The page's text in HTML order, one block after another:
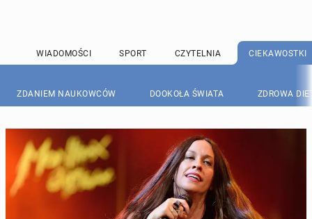
WIADOMOŚCI SPORT CZYTELNIA CIEKAWOSTKI
ZDANIEM NAUKOWCÓW DOOKOŁA ŚWIATA ZDROWA